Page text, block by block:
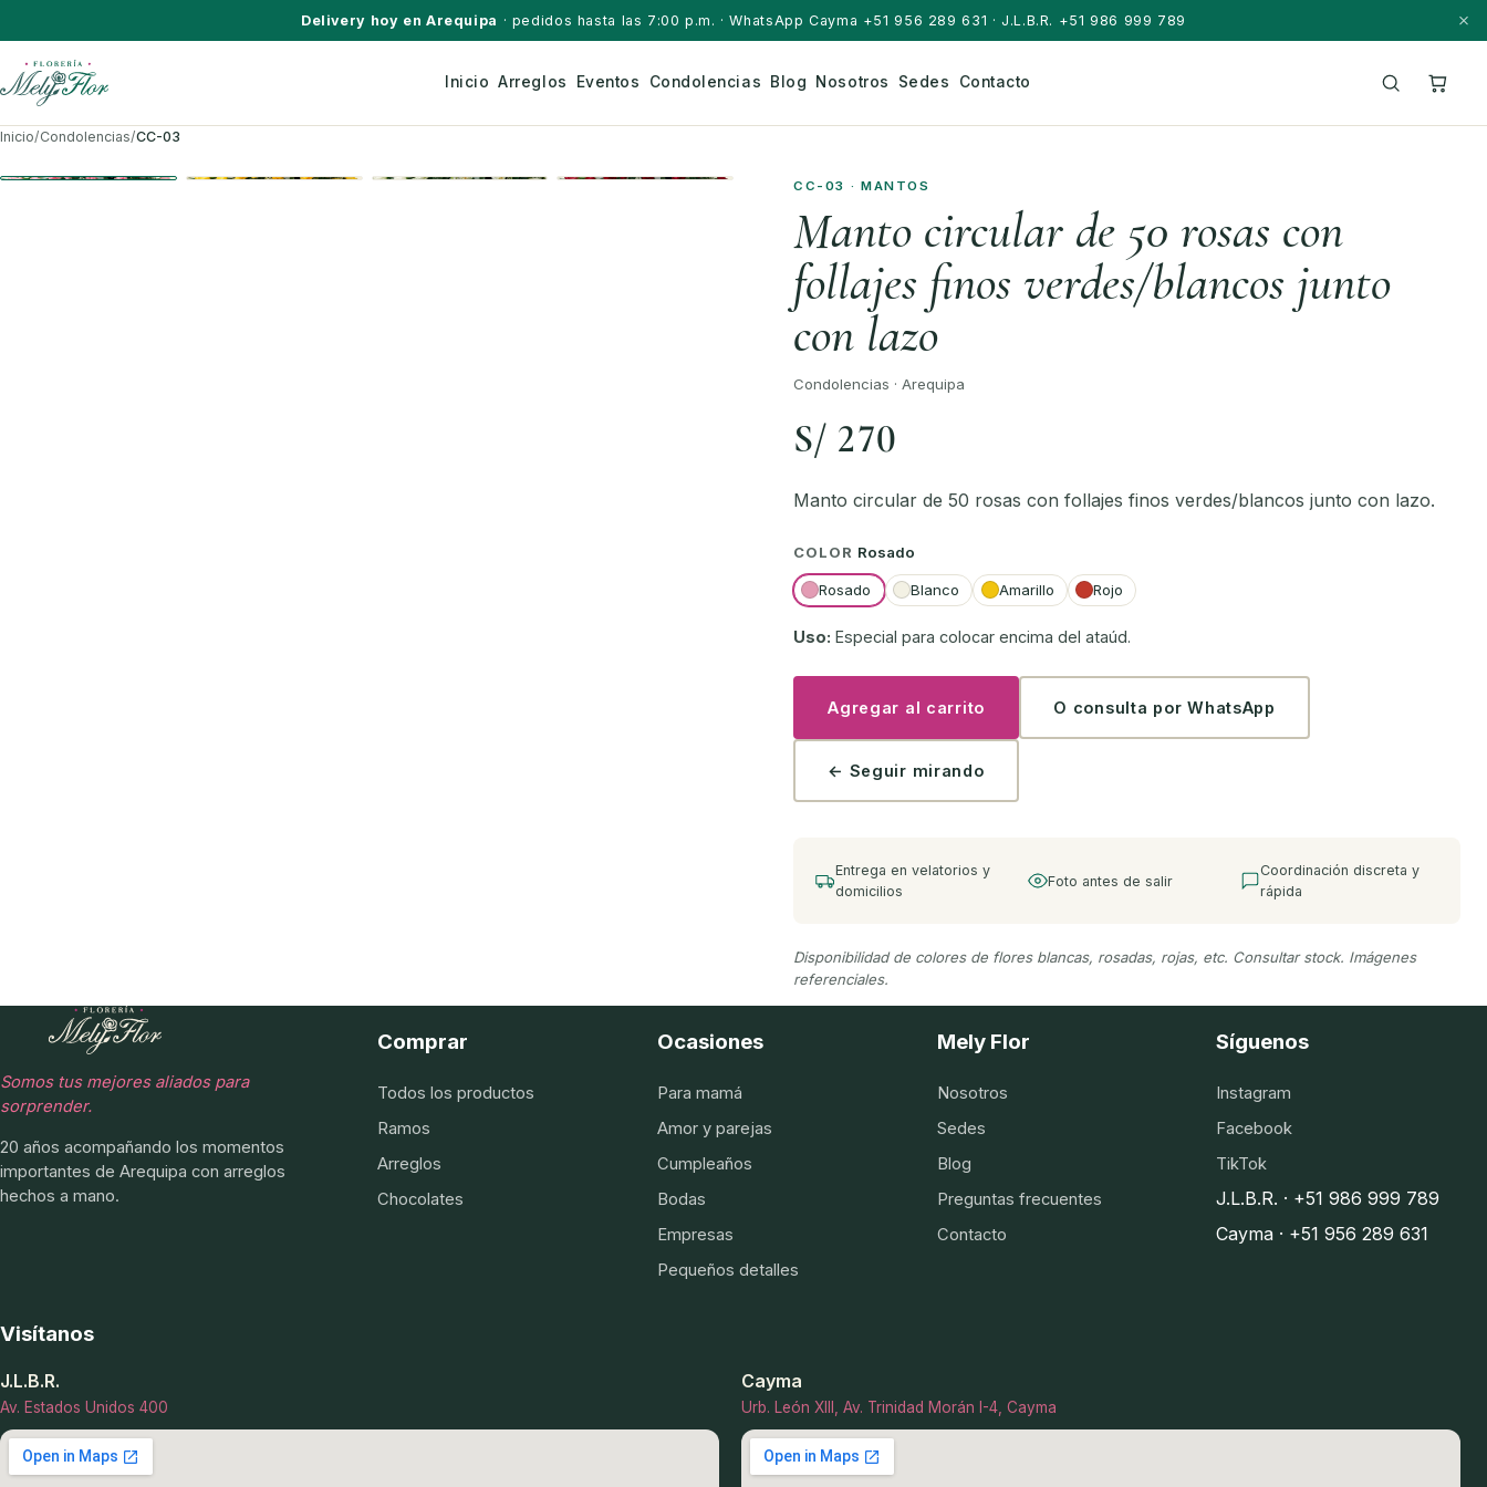
Delivery hoy en Arequipa · pedidos hasta las 7:00 p.m. · WhatsApp Cayma +51 956 289 631 · J.L.B.R. +51 986 999 789
Inicio Arreglos Eventos Condolencias Blog Nosotros Sedes Contacto
Inicio/Condolencias/CC-03
CC-03 · MANTOS
Manto circular de 50 rosas con
follajes finos verdes/blancos junto
con lazo
Condolencias · Arequipa
S/ 270
Manto circular de 50 rosas con follajes finos verdes/blancos junto con lazo.
COLOR Rosado
Rosado Blanco Amarillo Rojo
Uso: Especial para colocar encima del ataúd.
Agregar al carrito O consulta por WhatsApp
← Seguir mirando
Entrega en velatorios y
domicilios
Foto antes de salir
Coordinación discreta y
rápida
Disponibilidad de colores de flores blancas, rosadas, rojas, etc. Consultar stock. Imágenes
referenciales.
Somos tus mejores aliados para
sorprender.
20 años acompañando los momentos
importantes de Arequipa con arreglos
hechos a mano.
Comprar
Todos los productos
Ramos
Arreglos
Chocolates
Ocasiones
Para mamá
Amor y parejas
Cumpleaños
Bodas
Empresas
Pequeños detalles
Mely Flor
Nosotros
Sedes
Blog
Preguntas frecuentes
Contacto
Síguenos
Instagram
Facebook
TikTok
J.L.B.R. · +51 986 999 789
Cayma · +51 956 289 631
Visítanos
J.L.B.R.
Av. Estados Unidos 400
Cayma
Urb. León XIII, Av. Trinidad Morán I-4, Cayma